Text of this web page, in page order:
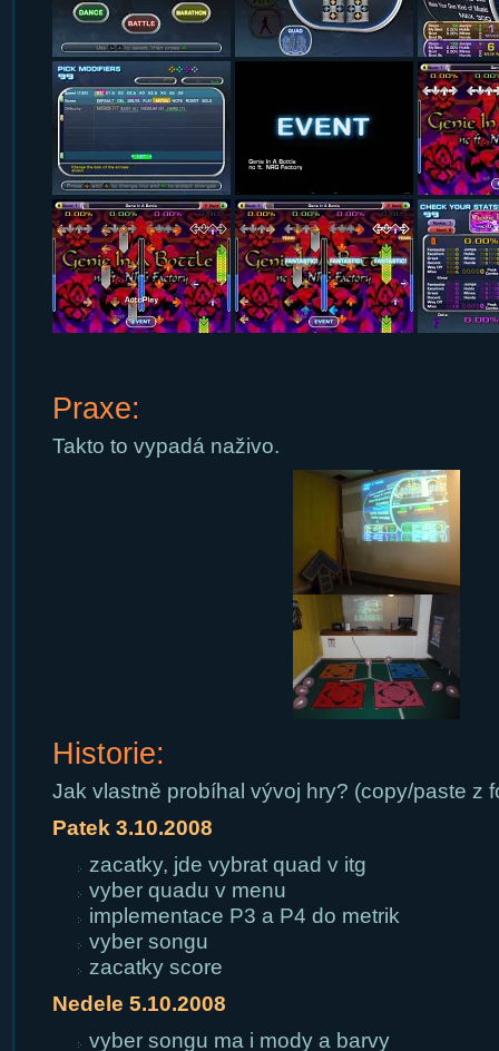
Praxe:
Takto to vypadá naživo.
Historie:
Jak vlastně probíhal vývoj hry? (copy/paste z
Patek 3.10.2008
zacatky, jde vybrat quad v itg
vyber quadu v menu
implementace P3 a P4 do metrik
vyber songu
zacatky score
Nedele 5.10.2008
vyber songu ma i mody a barvy